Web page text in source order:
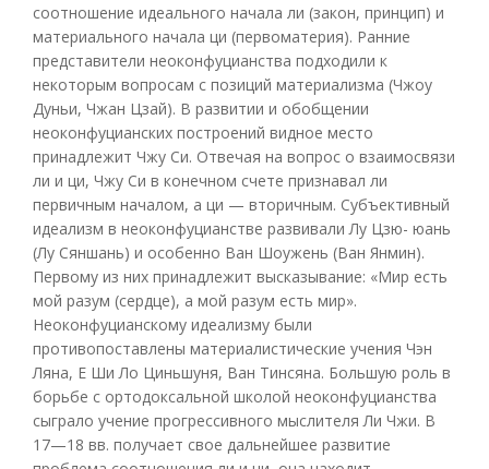
соотношение идеального начала ли (закон, принцип) и
материального начала ци (первоматерия). Ранние
представители неоконфуцианства подходили к
некоторым вопросам с позиций материализма (Чжоу
Дуньи, Чжан Цзай). В развитии и обобщении
неоконфуцианских построений видное место
принадлежит Чжу Си. Отвечая на вопрос о взаимосвязи
ли и ци, Чжу Си в конечном счете признавал ли
первичным началом, а ци — вторичным. Субъективный
идеализм в неоконфуцианстве развивали Лу Цзю- юань
(Лу Сяншань) и особенно Ван Шоужень (Ван Янмин).
Первому из них принадлежит высказывание: «Мир есть
мой разум (сердце), а мой разум есть мир».
Неоконфуцианскому идеализму были
противопоставлены материалистические учения Чэн
Ляна, Е Ши Ло Циньшуня, Ван Тинсяна. Большую роль в
борьбе с ортодоксальной школой неоконфуцианства
сыграло учение прогрессивного мыслителя Ли Чжи. В
17—18 вв. получает свое дальнейшее развитие